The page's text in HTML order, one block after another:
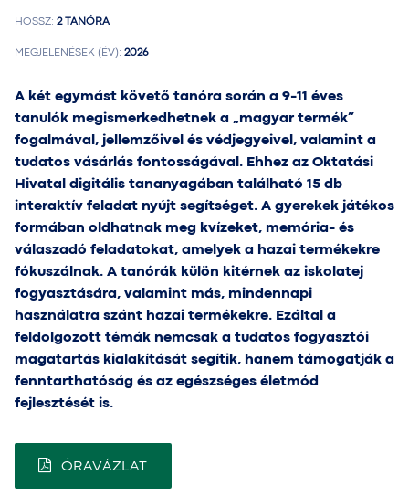
HOSSZ: 2 TANÓRA
MEGJELENÉSEK (ÉV): 2026
A két egymást követő tanóra során a 9-11 éves
tanulók megismerkedhetnek a „magyar termék”
fogalmával, jellemzőivel és védjegyeivel, valamint a
tudatos vásárlás fontosságával. Ehhez az Oktatási
Hivatal digitális tananyagában található 15 db
interaktív feladat nyújt segítséget. A gyerekek játékos
formában oldhatnak meg kvízeket, memória- és
válaszadó feladatokat, amelyek a hazai termékekre
fókuszálnak. A tanórák külön kitérnek az iskolatej
fogyasztására, valamint más, mindennapi
használatra szánt hazai termékekre. Ezáltal a
feldolgozott témák nemcsak a tudatos fogyasztói
magatartás kialakítását segítik, hanem támogatják a
fenntarthatóság és az egészséges életmód
fejlesztését is.
ÓRAVÁZLAT